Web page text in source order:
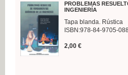
PROBLEMAS
INGENIERÍA
Tapa blanda. Rústica
ISBN:978-84-9705-
2,00 €